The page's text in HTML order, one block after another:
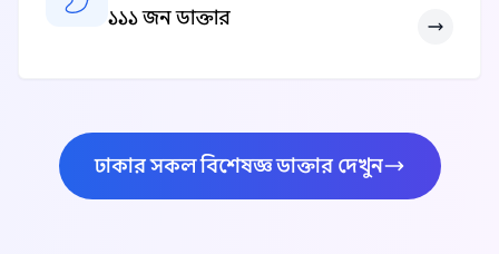
১১১ জন ডাক্তার
ঢাকার সকল বিশেষজ্ঞ ডাক্তার দেখুন